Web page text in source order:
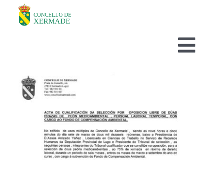
Skip
content
O CONCELLO
DEPARTAMENTOS
TURISMO